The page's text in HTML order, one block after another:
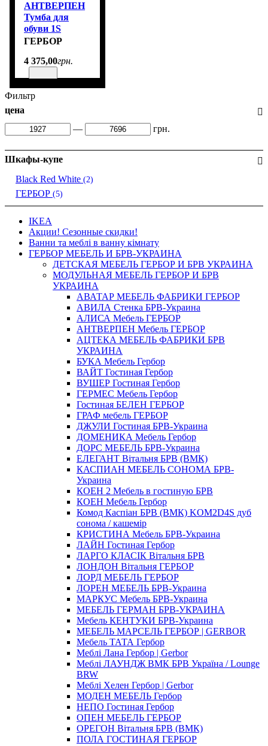
АНТВЕРПЕН
Тумба для
обуви 1S
Гербор размер
цвет ясень
ГЕРБОР
4 375,00грн.
Фильтр
цена
—
грн.
Шкафы-купе
Black Red White (2)
ГЕРБОР (5)
IKEA
Акции! Сезонные скидки!
Ванни та меблі в ванну кімнату
ГЕРБОР МЕБЕЛЬ И БРВ-УКРАИНА
ДЕТСКАЯ МЕБЕЛЬ ГЕРБОР И БРВ УКРАИНА
МОДУЛЬНАЯ МЕБЕЛЬ ГЕРБОР И БРВ
УКРАИНА
АВАТАР МЕБЕЛЬ ФАБРИКИ ГЕРБОР
АВИЛА Стенка БРВ-Украина
АЛИСА Мебель ГЕРБОР
АНТВЕРПЕН Мебель ГЕРБОР
АЦТЕКА МЕБЕЛЬ ФАБРИКИ БРВ
УКРАИНА
БУКА Мебель Гербор
ВАЙТ Гостиная Гербор
ВУШЕР Гостиная Гербор
ГЕРМЕС Мебель Гербор
Гостиная БЕЛЕН ГЕРБОР
ГРАФ мебель ГЕРБОР
ДЖУЛИ Гостиная БРВ-Украина
ДОМЕНИКА Мебель Гербор
ДОРС МЕБЕЛЬ БРВ-Украина
ЕЛЕГАНТ Вітальня БРВ (ВМК)
КАСПИАН МЕБЕЛЬ СОНОМА БРВ-
Украина
КОЕН 2 Мебель в гостиную БРВ
КОЕН Мебель Гербор
Комод Каспіан БРВ (ВМК) KOM2D4S дуб
сонома / кашемір
КРИСТИНА Мебель БРВ-Украина
ЛАЙН Гостиная Гербор
ЛАРГО КЛАСIК Вітальня БРВ
ЛОНДОН Вітальня ГЕРБОР
ЛОРД МЕБЕЛЬ ГЕРБОР
ЛОРЕН МЕБЕЛЬ БРВ-Украина
МАРКУС Мебель БРВ-Украина
МЕБЕЛЬ ГЕРМАН БРВ-УКРАИНА
Мебель КЕНТУКИ БРВ-Украина
МЕБЕЛЬ МАРСЕЛЬ ГЕРБОР | GERBOR
Мебель ТАТА Гербор
Меблi Лана Гербор | Gerbor
Меблi ЛАУНДЖ ВМК БРВ Україна / Lounge
BRW
Меблi Хелен Гербор | Gerbor
МОДЕН МЕБЕЛЬ Гербор
НЕПО Гостиная Гербор
ОПЕН МЕБЕЛЬ ГЕРБОР
ОРЕГОН Вітальня БРВ (ВМК)
ПОЛА ГОСТИНАЯ ГЕРБОР